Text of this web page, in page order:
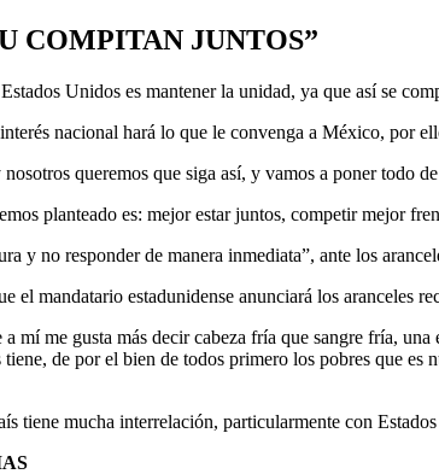
COMPITAN JUNTOS”
Unidos es mantener la unidad, ya que así se
nacional hará lo que le convenga a México, por
queremos que siga así, y vamos a poner todo
planteado es: mejor estar juntos, competir mejor
y no responder de manera inmediata”, ante los
el mandatario estadunidense anunciará los aranceles
mí me gusta más decir cabeza fría que sangre fría,
de por el bien de todos primero los pobres que
tiene mucha interrelación, particularmente con